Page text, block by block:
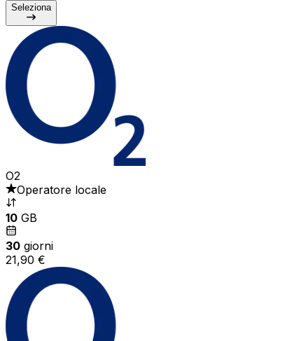
Seleziona
O2
Operatore locale
10 GB
30 giorni
21,90 €